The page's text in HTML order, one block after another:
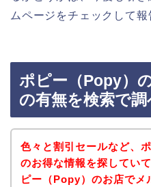
ムページをチェックして
ポピー（Popy）
の有無を検索で調
色々と割引セールなど、
のお得な情報を探してい
ピー（Popy）のお店でメ